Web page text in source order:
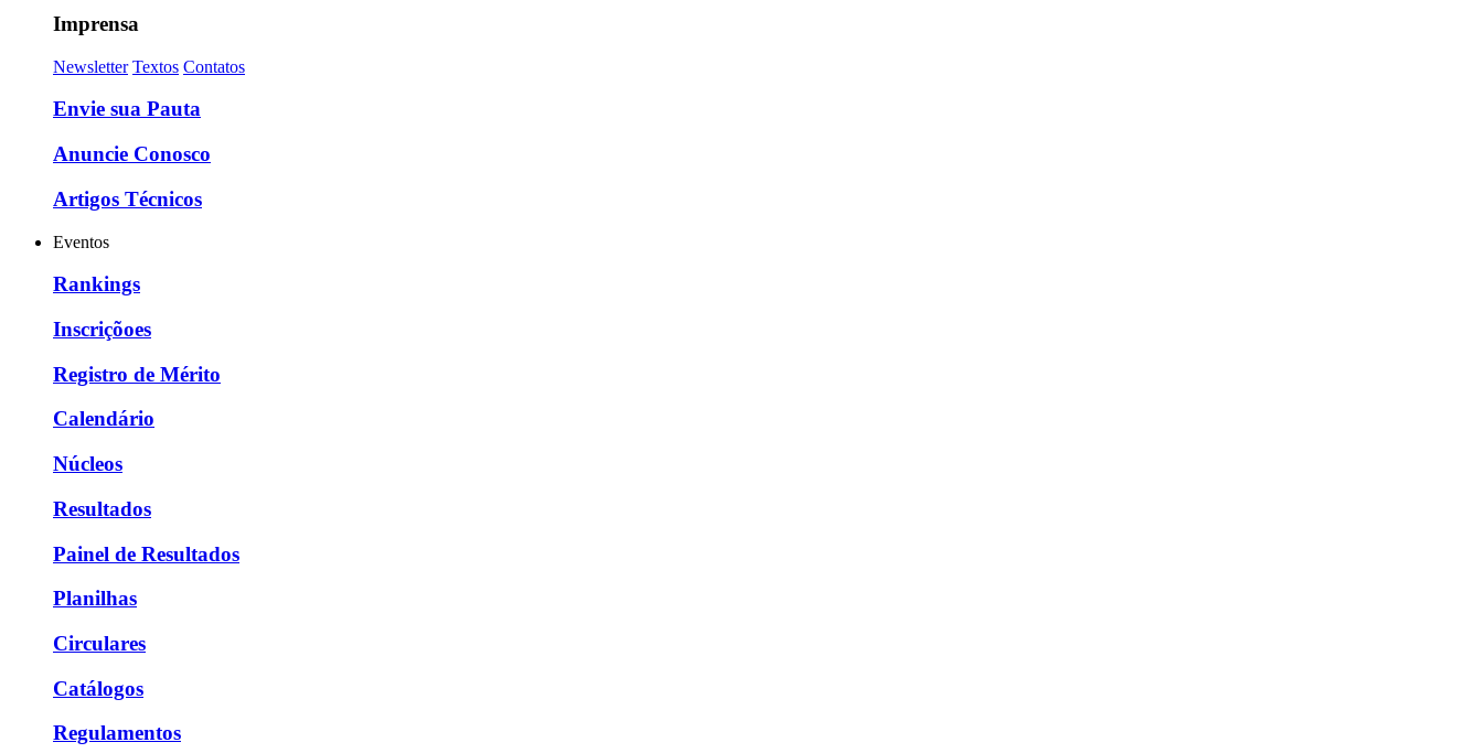
Imprensa
Newsletter Textos Contatos
Envie sua Pauta
Anuncie Conosco
Artigos Técnicos
Eventos
Rankings
Inscriçõoes
Registro de Mérito
Calendário
Núcleos
Resultados
Painel de Resultados
Planilhas
Circulares
Catálogos
Regulamentos